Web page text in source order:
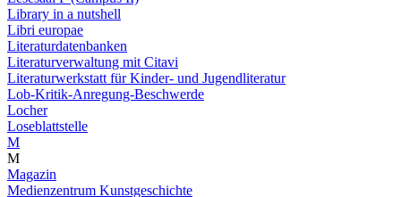
Library in a nutshell
Libri europae
Literaturdatenbanken
Literaturverwaltung mit Citavi
Literaturwerkstatt für Kinder- und Jugendliteratur
Lob-Kritik-Anregung-Beschwerde
Locher
Loseblattstelle
M
M
Magazin
Medienzentrum Kunstgeschichte